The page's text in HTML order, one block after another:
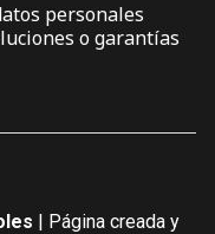
personales
o garantías
| Página creada y